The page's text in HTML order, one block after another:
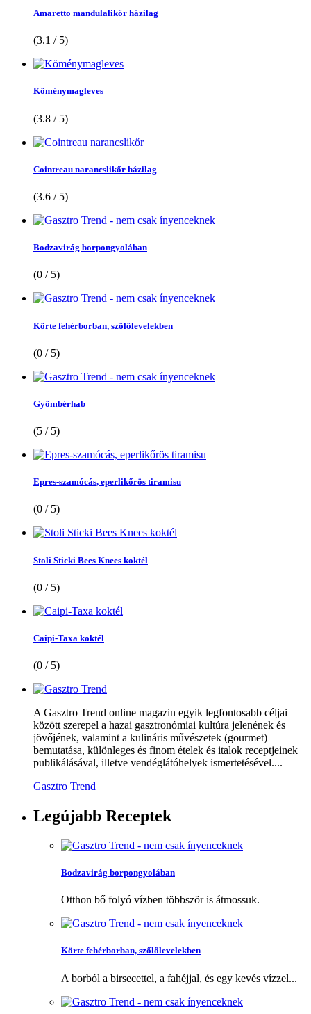
Amaretto mandulalikőr házilag
(3.1 / 5)
Köménymagleves
(3.8 / 5)
Cointreau narancslikőr házilag
(3.6 / 5)
Bodzavirág borpongyolában
(0 / 5)
Körte fehérborban, szőlőlevelekben
(0 / 5)
Gyömbérhab
(5 / 5)
Epres-szamócás, eperlikőrös tiramisu
(0 / 5)
Stoli Sticki Bees Knees koktél
(0 / 5)
Caipi-Taxa koktél
(0 / 5)
A Gasztro Trend online magazin egyik legfontosabb céljai
között szerepel a hazai gasztronómiai kultúra jelenének és
jövőjének, valamint a kulináris művészetek (gourmet)
bemutatása, különleges és finom ételek és italok receptjeinek
publikálásával, illetve vendéglátóhelyek ismertetésével....
Gasztro Trend
Legújabb Receptek
Bodzavirág borpongyolában
Otthon bő folyó vízben többször is átmossuk.
Körte fehérborban, szőlőlevelekben
A borból a birsecettel, a fahéjjal, és egy kevés vízzel...